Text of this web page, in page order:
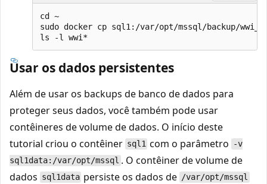
cd ~
sudo docker cp sql1:/var/opt/mssql/backup/
Usar os dados persistentes
Além de usar os backups de banco de dados para
proteger seus dados, você também pode usar
contêineres de volume de dados. O início deste
tutorial criou o contêiner sql1 com o parâmetro
-v
sql1data:/var/opt/mssql . O contêiner de volume de
dados sql1data persiste os dados de /var/opt/mssql